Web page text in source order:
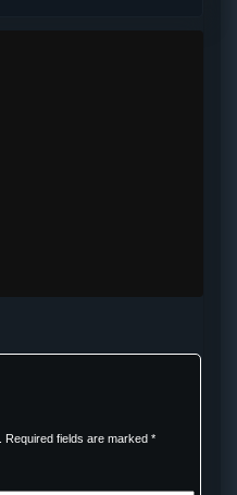
Required fields are marked *